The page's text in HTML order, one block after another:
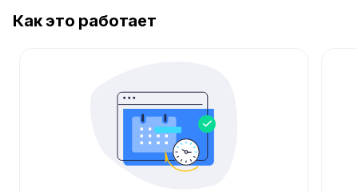
Как это работает